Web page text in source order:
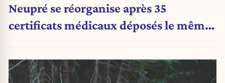
Neupré se réorganise après 35
certificats médicaux déposés le même